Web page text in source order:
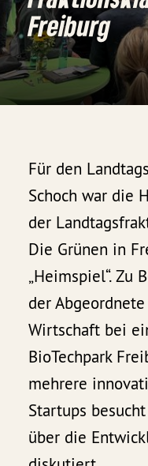
Freiburg
Für den
Schoch war die
der
Die Grünen in
„Heimspiel“. Zu
der
Wirtschaft bei
BioTechpark
mehrere
Startups
über die